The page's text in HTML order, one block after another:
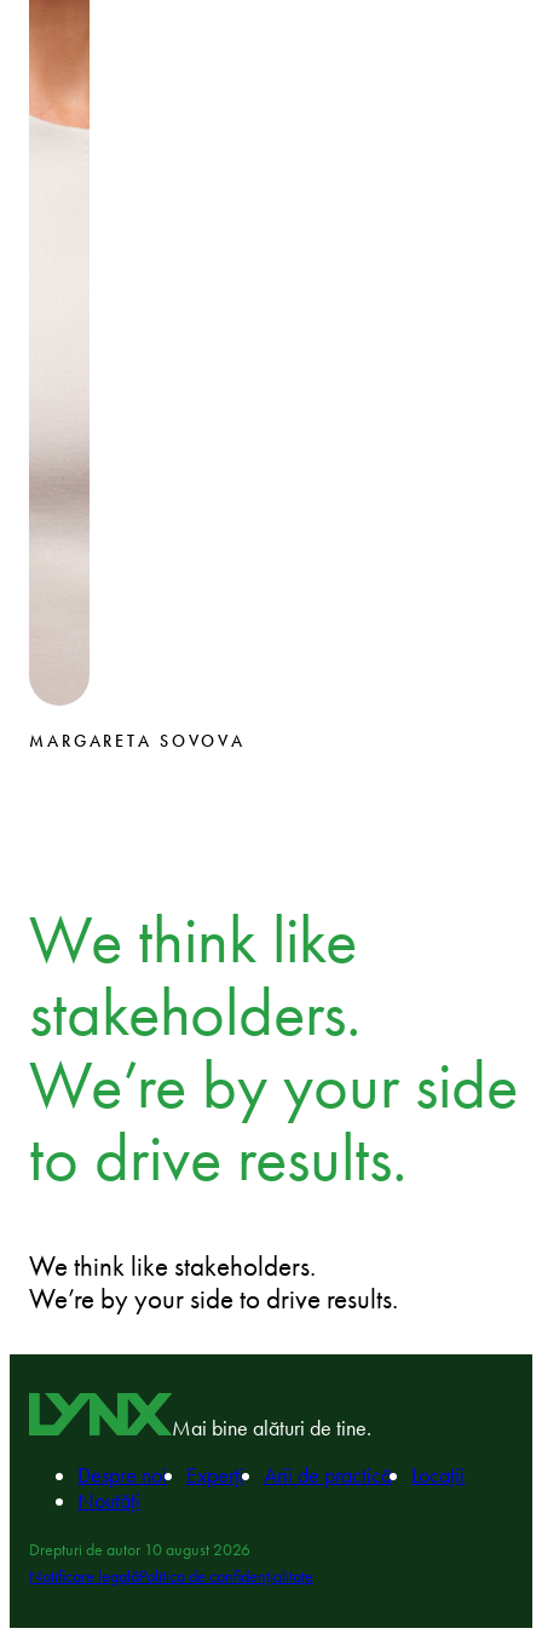
MARGARETA SOVOVA
We think like
stakeholders.
We’re by your side
to drive results.
We think like stakeholders.
We’re by your side to drive results.
Mai bine alături de tine.
Despre noi
Experți Arii de practică
Locații
Noutăți
Drepturi de autor 10 august 2026
Notificare legalăPolitica de confidențialitate